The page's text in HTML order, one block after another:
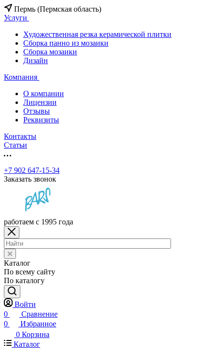
Пермь (Пермская область)
Услуги
Художественная резка керамической плитки
Сборка панно из мозаики
Сборка мозаики
Дизайн
Компания
О компании
Лицензии
Отзывы
Реквизиты
Контакты
Статьи
+7 902 647-15-34
Заказать звонок
работаем с 1995 года
Каталог
По всему сайту
По каталогу
Войти
0
Сравнение
0
Избранное
0 Корзина
Каталог